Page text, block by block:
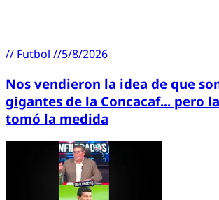
// Futbol //5/8/2026
Nos vendieron la idea de que
gigantes de la Concacaf... pero
tomó la medida